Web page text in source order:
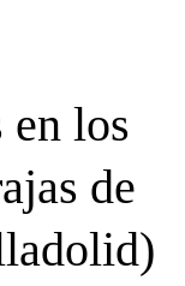
los
de